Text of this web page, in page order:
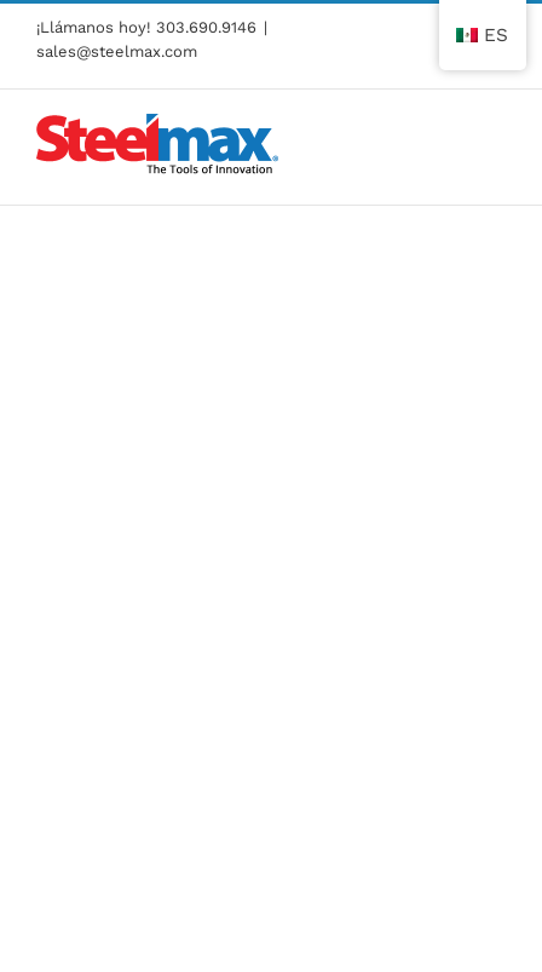
contenido
¡Llámanos hoy! 303.690.9146 |
sales@steelmax.com
ES